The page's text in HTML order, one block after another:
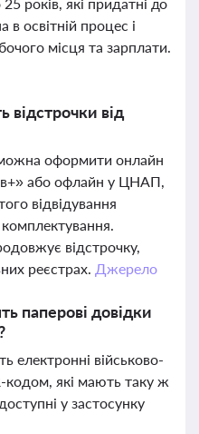
в освітній процес і
місця та зарплати.
від
оформити онлайн
або офлайн у ЦНАП,
відвідування
відстрочку,
реєстрах. Джерело
паперові довідки
електронні військово-
кодом, які мають таку ж
у застосунку